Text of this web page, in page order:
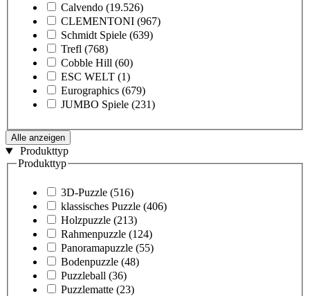
Calvendo (19.526)
CLEMENTONI (967)
Schmidt Spiele (639)
Trefl (768)
Cobble Hill (60)
ESC WELT (1)
Eurographics (679)
JUMBO Spiele (231)
Alle anzeigen
Produkttyp
Produkttyp
3D-Puzzle (516)
klassisches Puzzle (406)
Holzpuzzle (213)
Rahmenpuzzle (124)
Panoramapuzzle (55)
Bodenpuzzle (48)
Puzzleball (36)
Puzzlematte (23)